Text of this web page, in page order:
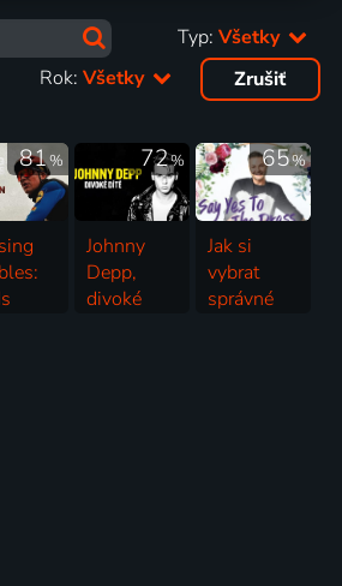
Typ: Všetky
Rok:Všetky Zrušiť
81% 72%
Johnny
Depp,
divoké
65%
Jak si
vybrat
správné